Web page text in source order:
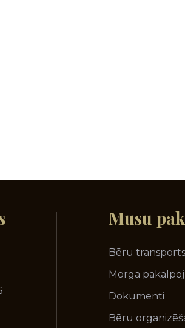
Mūsu
Bēru
Morga
Dokumenti
Bēru